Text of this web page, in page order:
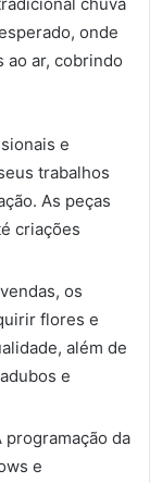
onde
ao ar, cobrindo
e
trabalhos
As peças
criações
os
flores e
além de
e
programação da
e